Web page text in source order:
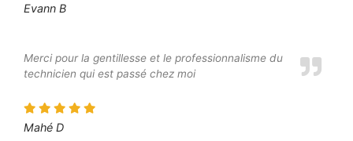
Evann B
Merci pour la gentillesse et le professionnalisme du
technicien qui est passé chez moi
Mahé D